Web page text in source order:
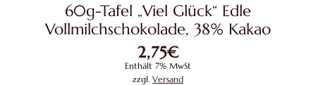
60g-Tafel „Viel Glück“ Edle
Vollmilchschokolade, 38% Kakao
2,75€
Enthält 7% MwSt
zzgl. Versand